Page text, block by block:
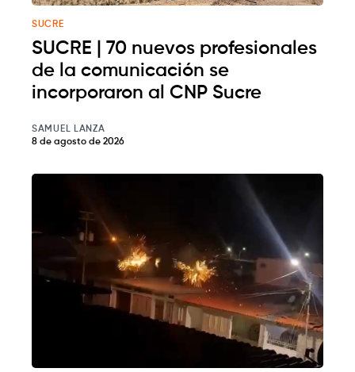
SUCRE
SUCRE | 70 nuevos profesionales
de la comunicación se
incorporaron al CNP Sucre
SAMUEL LANZA
8 de agosto de 2026